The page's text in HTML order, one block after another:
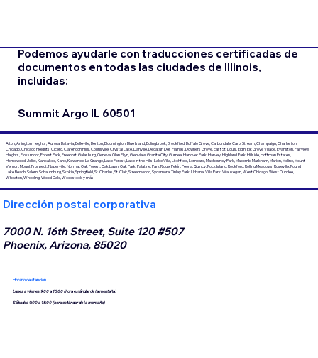
Podemos ayudarle con traducciones certificadas de
documentos en todas las ciudades de Illinois,
incluidas:
Summit Argo IL 60501
Alton, Arlington Heights, Aurora, Batavia, Belleville, Benton, Bloomington, Blue Island, Bolingbrook, Brookfield, Buffalo Grove, Carbondale, Carol Stream, Champaign, Charleston,
Chicago, Chicago Heights, Cicero, Clarendon Hills, Collinsville, Crystal Lake, Danville, Decatur, Des Plaines, Downers Grove, East St. Louis, Elgin, Elk Grove Village, Evanston, Fairview
Heights, Flossmoor, Forest Park, Freeport, Galesburg, Geneva, Glen Ellyn, Glenview, Granite City, Gurnee, Hanover Park, Harvey, Highland Park, Hillside, Hoffman Estates,
Homewood, Joliet, Kankakee, Kane, Kewanee, La Grange, Lake Forest, Lake in the Hills, Lake Villa, Litchfield, Lombard, Machesney Park, Macomb, Markham, Marion, Moline, Mount
Vernon, Mount Prospect, Naperville, Normal, Oak Forest, Oak Lawn, Oak Park, Palatine, Park Ridge, Pekín, Peoria, Quincy, Rock Island, Rockford, Rolling Meadows, Roseville, Round
Lake Beach, Salem, Schaumburg, Skokie, Springfield, St. Charles, St. Clair, Streamwood, Sycamore, Tinley Park, Urbana, Villa Park, Waukegan, West Chicago, West Dundee,
Wheaton, Wheeling, Wood Dale, Woodstock y más.
Dirección postal corporativa
7000 N. 16th Street, Suite 120 #507
Phoenix, Arizona, 85020
Horario de atención
Lunes a viernes 9:00 a 18:00 (hora estándar de la montaña)
Sábados 9:00 a 18:00 (hora estándar de la montaña)